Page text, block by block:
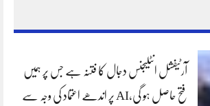
آرٹیفشل انٹلیجنس دجال کا فتنہ ہے جس پر ہمیں
فتح حاصل ہو گی،AI پر اندھے اعتماد کی وجہ سے